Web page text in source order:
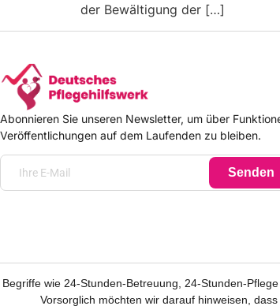
der Bewältigung der […]
Abonnieren Sie unseren Newsletter, um über
Veröffentlichungen auf dem Laufenden zu bleiben.
Senden
Begriffe wie 24-Stunden-Betreuung, 24-Stunden-
Vorsorglich möchten wir darauf hinweisen,